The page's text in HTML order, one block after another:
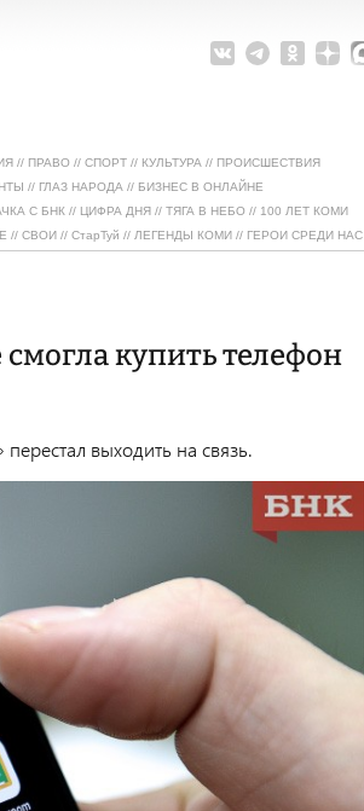
// ПРАВО // СПОРТ // КУЛЬТУРА // ПРОИСШЕСТВИЯ
// ГЛАЗ НАРОДА // БИЗНЕС В ОНЛАЙНЕ
С БНК // ЦИФРА ДНЯ // ТЯГА В НЕБО // 100 ЛЕТ КОМИ
// СВОИ // СтарТуй // ЛЕГЕНДЫ КОМИ // ГЕРОИ СРЕДИ НАС
купить телефон
выходить на связь.